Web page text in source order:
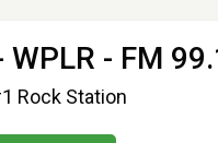
WPLR - FM
Rock Station